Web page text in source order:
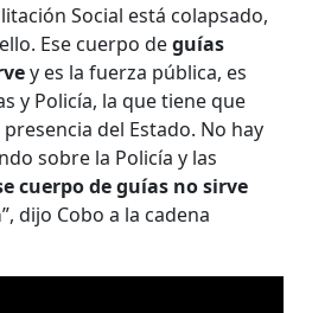
Social está colapsado,
Ese cuerpo deguías
y es la fuerza pública, es
y Policía, la que tiene que
del Estado. No hay
sobre la Policía y las
cuerpo de guías no sirve
”, dijo Cobo a la cadena